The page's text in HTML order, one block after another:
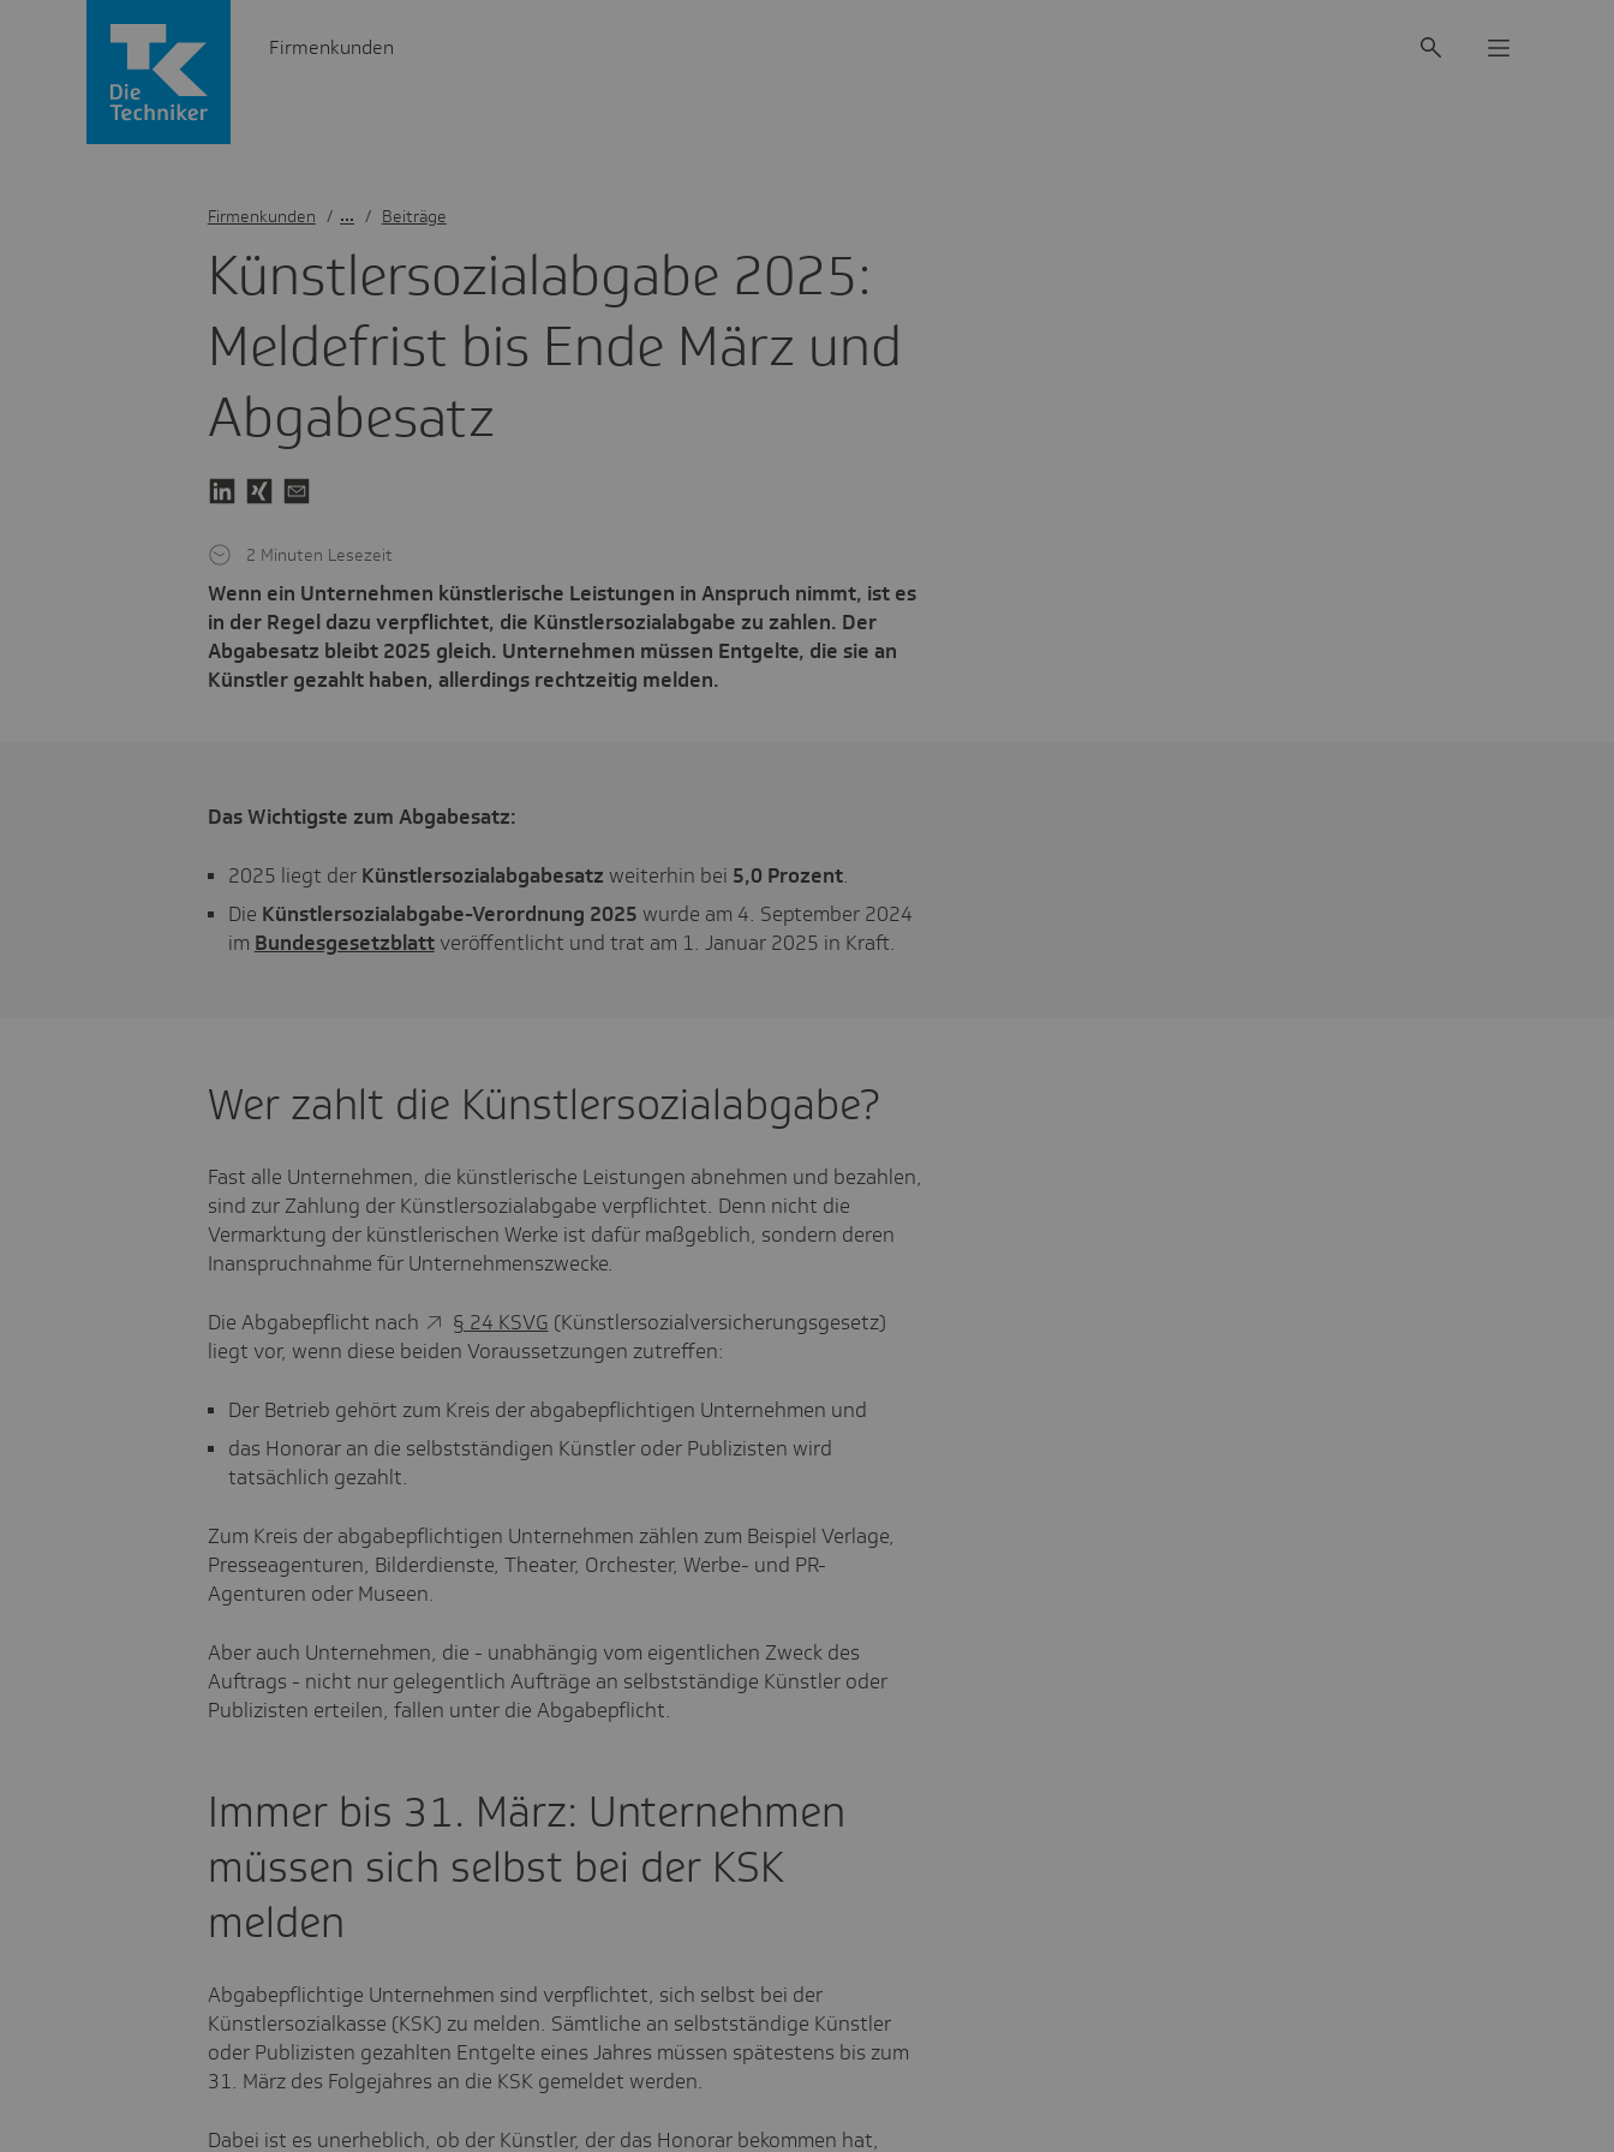
Firmenkunden
Künst­ler­so­zi­al­ab­gabe 2025:
Melde­frist bis Ende März und
Abga­be­satz
Wenn ein Unternehmen künstlerische Leistungen in Anspruch nimmt, ist es
in der Regel dazu verpflichtet, die Künstlersozialabgabe zu zahlen. Der
Abgabesatz bleibt 2025 gleich. Unternehmen müssen Entgelte, die sie an
Künstler gezahlt haben, allerdings rechtzeitig melden.
2 Minuten Lesezeit
Firmenkunden / Beiträge
Das Wichtigste zum Abgabesatz:
2025 liegt der Künstlersozialabgabesatz weiterhin bei 5,0 Prozent.
Die Künstlersozialabgabe-Verordnung 2025 wurde am 4. September 2024
im Bundesgesetzblatt veröffentlicht und trat am 1. Januar 2025 in Kraft.
Wer zahlt die Künstlersozialabgabe?
Fast alle Unternehmen, die künstlerische Leistungen abnehmen und bezahlen,
sind zur Zahlung der Künstlersozialabgabe verpflichtet. Denn nicht die
Vermarktung der künstlerischen Werke ist dafür maßgeblich, sondern deren
Inanspruchnahme für Unternehmenszwecke.
Die Abgabepflicht nach § 24 KSVG (Künstlersozialversicherungsgesetz)
liegt vor, wenn diese beiden Voraussetzungen zutreffen:
Der Betrieb gehört zum Kreis der abgabepflichtigen Unternehmen und
das Honorar an die selbstständigen Künstler oder Publizisten wird
tatsächlich gezahlt.
Zum Kreis der abgabepflichtigen Unternehmen zählen zum Beispiel Verlage,
Presseagenturen, Bilderdienste, Theater, Orchester, Werbe- und PR-
Agenturen oder Museen.
Aber auch Unternehmen, die - unabhängig vom eigentlichen Zweck des
Auftrags - nicht nur gelegentlich Aufträge an selbstständige Künstler oder
Publizisten erteilen, fallen unter die Abgabepflicht.
Immer bis 31. März: Unternehmen
müssen sich selbst bei der KSK
melden
Abgabepflichtige Unternehmen sind verpflichtet, sich selbst bei der
Künstlersozialkasse (KSK) zu melden. Sämtliche an selbstständige Künstler
oder Publizisten gezahlten Entgelte eines Jahres müssen spätestens bis zum
31. März des Folgejahres an die KSK gemeldet werden.
Dabei ist es unerheblich, ob der Künstler, der das Honorar bekommen hat,